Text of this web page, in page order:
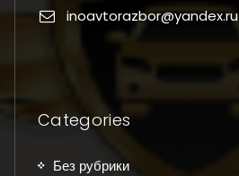
inoavtorazbor@yandex.ru
Categories
Без рубрики